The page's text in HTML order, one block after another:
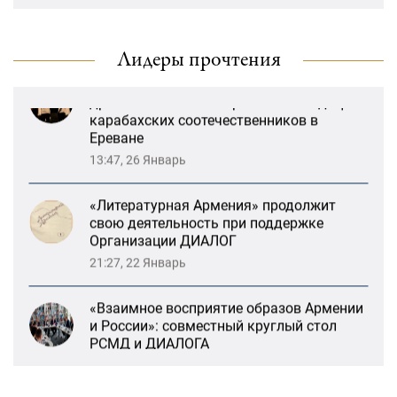
Лидеры прочтения
драматического театра и консолидация
карабахских соотечественников в
Ереване
13:47, 26 Январь
«Литературная Армения» продолжит
свою деятельность при поддержке
Организации ДИАЛОГ
21:27, 22 Январь
«Взаимное восприятие образов Армении
и России»: совместный круглый стол
РСМД и ДИАЛОГА